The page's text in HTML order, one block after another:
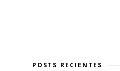
POSTS RECIENTES